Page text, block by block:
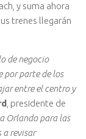
y suma ahora
trenes llegarán
de negocio
por parte de los
entre el centro y
, presidente de
Orlando para las
a revisar